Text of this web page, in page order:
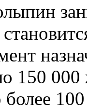
150